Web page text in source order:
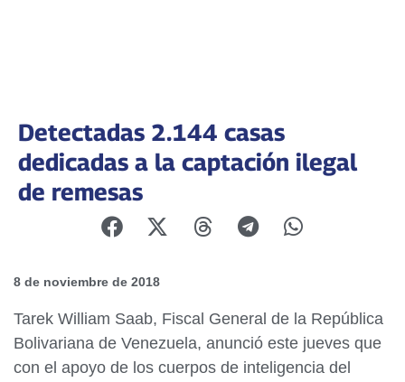
Detectadas 2.144 casas
dedicadas a la captación ilegal
de remesas
8 de noviembre de 2018
Tarek William Saab, Fiscal General de la República
Bolivariana de Venezuela, anunció este jueves que
con el apoyo de los cuerpos de inteligencia del